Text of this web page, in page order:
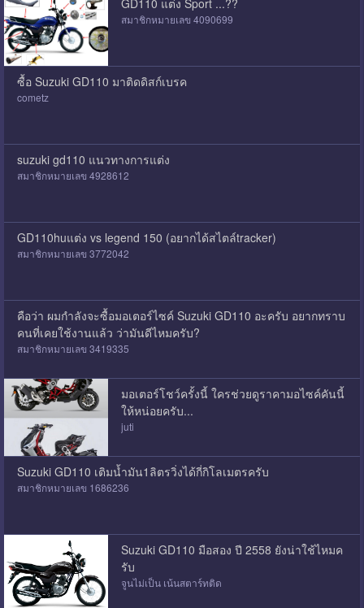
สมาชิกหมายเลข 4090699
ซื้อ Suzuki GD110 มาติดดิสก์เบรค
cometz
suzuki gd110 แนวทางการแต่ง
สมาชิกหมายเลข 4928612
GD110huแต่ง vs legend 150 (อยากได้สไตล์tracker)
สมาชิกหมายเลข 3772042
คือว่า ผมกำลังจะซื้อมอเตอร์ไซค์ Suzuki GD110 อะครับ อยากทราบ
คนที่เคยใช้งานแล้ว ว่ามันดีไหมครับ?
สมาชิกหมายเลข 3419335
มอเตอร์โชว์ครั้งนี้ ใครช่วยดูราคามอไซค์คันนี้
ให้หน่อยครับ...
juti
Suzuki GD110 เติมน้ำมัน1ลิตรวิ่งได้กี่กิโลเมตรครับ
สมาชิกหมายเลข 1686236
Suzuki GD110 มือสอง ปี 2558 ยังน่าใช้ไหมค
รับ
จูนไม่เป็น เน้นสตาร์ทติด